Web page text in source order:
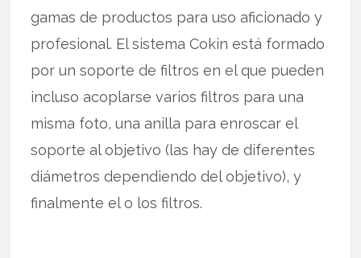
gamas de productos para uso aficionado y
profesional. El sistema Cokin está formado
por un soporte de filtros en el que pueden
incluso acoplarse varios filtros para una
misma foto, una anilla para enroscar el
soporte al objetivo (las hay de diferentes
diámetros dependiendo del objetivo), y
finalmente el o los filtros.